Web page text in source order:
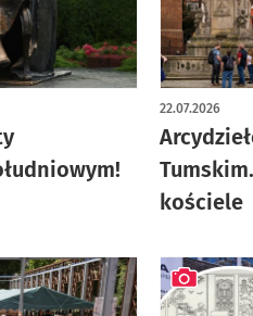
kościele
22.07.2026